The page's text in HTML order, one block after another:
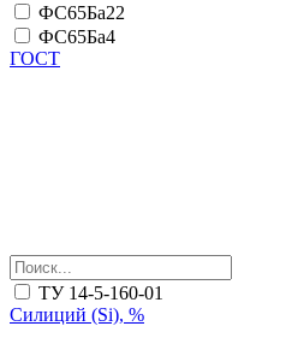
ФС65Ба22
ФС65Ба4
ГОСТ
ТУ 14-5-160-01
Силиций (Si), %